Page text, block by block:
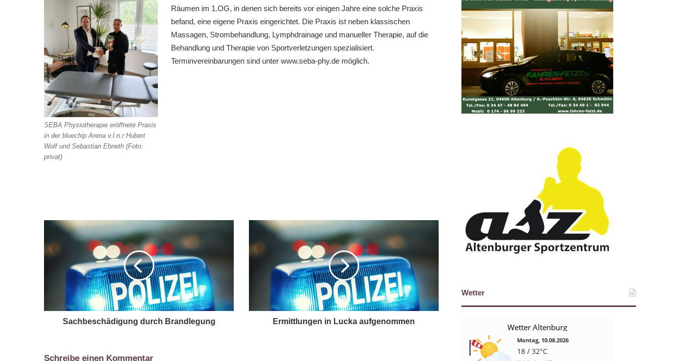
SEBA Physiotherapie eröffnete Praxis
in der bluechip Arena v.l.n.r Hubert
Wolf und Sebastian Ebneth (Foto:
privat)
Räumen im 1.OG, in denen sich bereits vor einigen Jahre eine solche Praxis
befand, eine eigene Praxis eingerichtet. Die Praxis ist neben klassischen
Massagen, Strombehandlung, Lymphdrainage und manueller Therapie, auf die
Behandlung und Therapie von Sportverletzungen spezialisiert.
Terminvereinbarungen sind unter www.seba-phy.de möglich.
Sachbeschädigung durch Brandlegung Ermittlungen in Lucka aufgenommen
Schreibe einen Kommentar
Wetter
Wetter Altenburg
Montag, 10.08.2026
18 / 32°C